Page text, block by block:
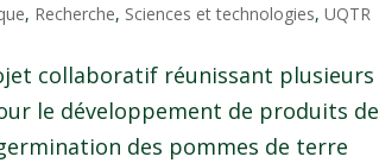
, Recherche, Sciences et technologies,UQTR
collaboratif réunissant plusieurs
le développement de produits de
des pommes de terre